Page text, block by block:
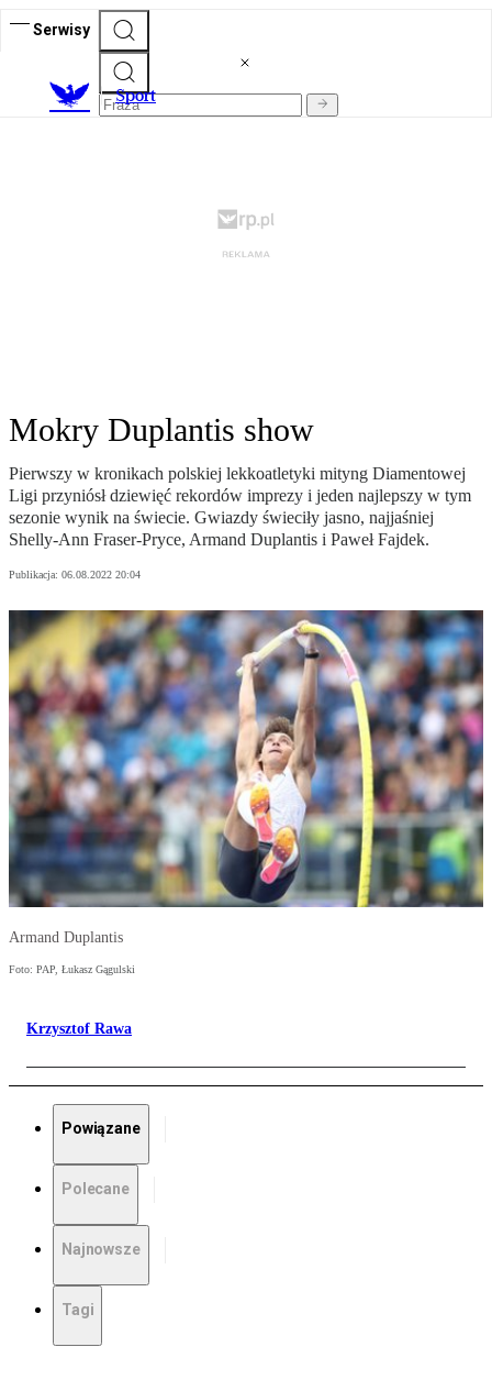
Serwisy
Sport
Mokry Duplantis show
Pierwszy w kronikach polskiej lekkoatletyki mityng Diamentowej
Ligi przyniósł dziewięć rekordów imprezy i jeden najlepszy w tym
sezonie wynik na świecie. Gwiazdy świeciły jasno, najjaśniej
Shelly-Ann Fraser-Pryce, Armand Duplantis i Paweł Fajdek.
Publikacja: 06.08.2022 20:04
Armand Duplantis
Foto: PAP, Łukasz Gągulski
Krzysztof Rawa
Powiązane
Polecane
Najnowsze
Tagi